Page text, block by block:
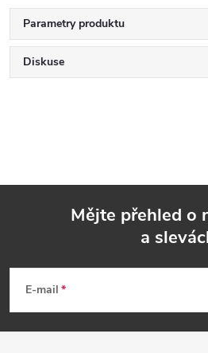
Parametry produktu
Diskuse
p
Mějte přehled o
a
E-mail